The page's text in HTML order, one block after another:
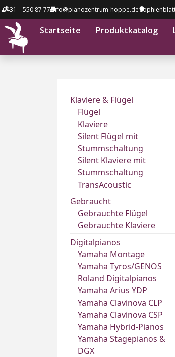
0431 – 550 87 77info@pianozentrum-hoppe.de
Startseite Produktkatalog
Klaviere & Flügel
Flügel
Klaviere
Silent Flügel mit
Stummschaltung
Silent Klaviere mit
Stummschaltung
TransAcoustic
Gebraucht
Gebrauchte Flügel
Gebrauchte Klaviere
Digitalpianos
Yamaha Montage
Yamaha Tyros/GENOS
Roland Digitalpianos
Yamaha Arius YDP
Yamaha Clavinova CLP
Yamaha Clavinova CSP
Yamaha Hybrid-Pianos
Yamaha Stagepianos &
DGX